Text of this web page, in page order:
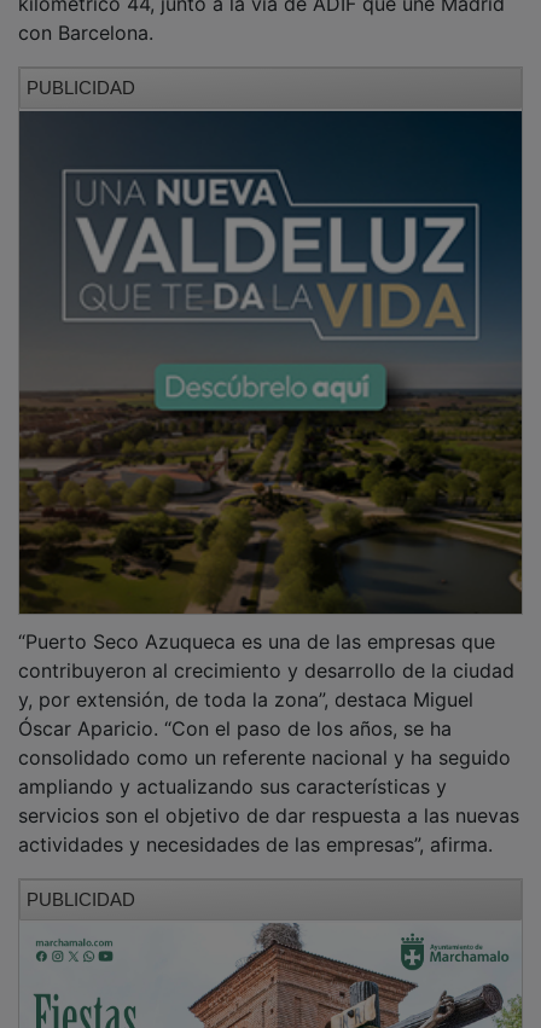
con Barcelona.
contribuyeron al crecimiento y desarrollo de la ciudad
y, por extensión, de toda la zona”, destaca Miguel
Óscar Aparicio. “Con el paso de los años, se ha
consolidado como un referente nacional y ha seguido
ampliando y actualizando sus características y
servicios son el objetivo de dar respuesta a las nuevas
actividades y necesidades de las empresas”, afirma.